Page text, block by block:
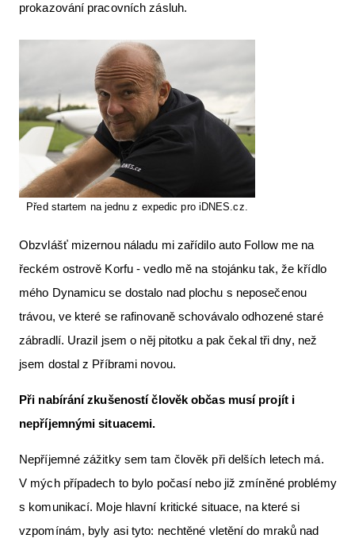
prokazování pracovních zásluh.
Před startem na jednu z expedic pro iDNES.cz.
Obzvlášť mizernou náladu mi zařídilo auto Follow me na
řeckém ostrově Korfu - vedlo mě na stojánku tak, že křídlo
mého Dynamicu se dostalo nad plochu s neposečenou
trávou, ve které se rafinovaně schovávalo odhozené staré
zábradlí. Urazil jsem o něj pitotku a pak čekal tři dny, než
jsem dostal z Příbrami novou.
Při nabírání zkušeností člověk občas musí projít i
nepříjemnými situacemi.
Nepříjemné zážitky sem tam člověk při delších letech má.
V mých případech to bylo počasí nebo již zmíněné problémy
s komunikací. Moje hlavní kritické situace, na které si
vzpomínám, byly asi tyto: nechtěné vletění do mraků nad